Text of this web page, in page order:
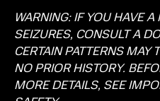
WARNING: IF YOU HAVE
SEIZURES, CONSULT A
CERTAIN PATTERNS MAY
NO PRIOR HISTORY.
MORE DETAILS, SEE